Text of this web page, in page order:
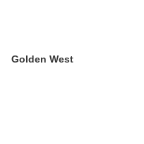
Golden West